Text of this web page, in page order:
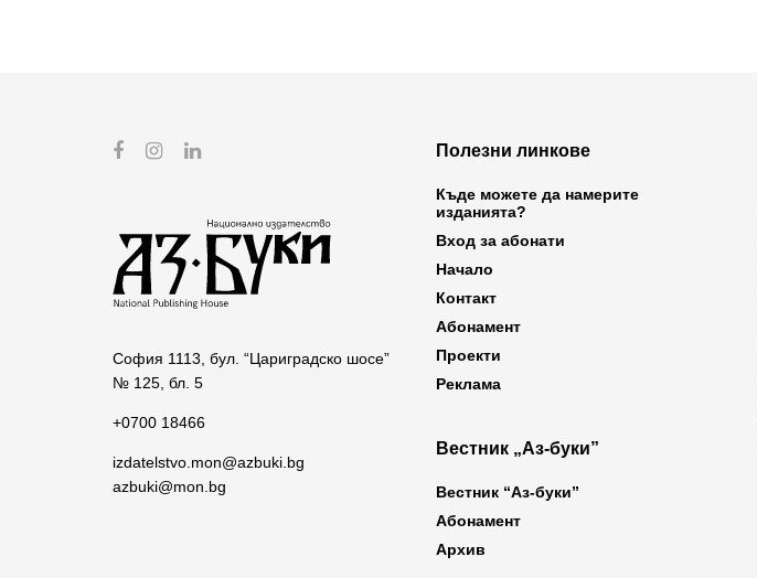
София 1113, бул. “Цариградско шосе”
№ 125, бл. 5
+0700 18466
izdatelstvo.mon@azbuki.bg
azbuki@mon.bg
Полезни линкове
Къде можете да намерите
изданията?
Вход за абонати
Начало
Контакт
Абонамент
Проекти
Реклама
Вестник „Аз-буки”
Вестник “Аз-буки”
Абонамент
Архив